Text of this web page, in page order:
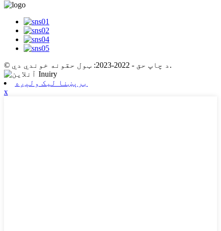
© د چاپ حق - 2022-2023: ټول حقونه خوندي دي.
برېښنا لیک ولېږه
x